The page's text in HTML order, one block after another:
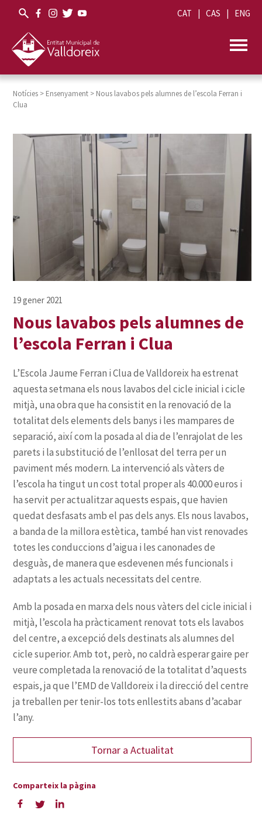
CAT CAS ENG
Notícies > Ensenyament > Nous lavabos pels alumnes de l’escola Ferran i
Clua
Nous lavabos pels alumnes de
l’escola Ferran i Clua